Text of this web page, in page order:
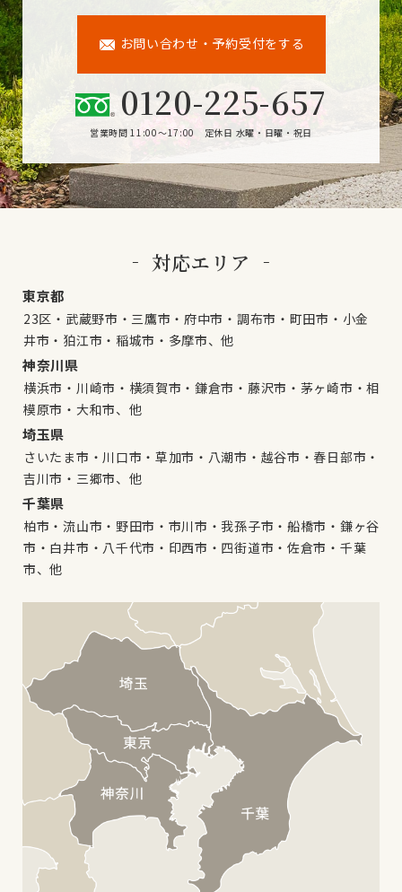
お問い合わせ・予約受付をする
0120-225-657
営業時間 11:00～17:00 定休日 水曜・日曜・祝日
対応エリア
東京都
23区・武蔵野市・三鷹市・府中市・調布市・町田市・小金
井市・狛江市・稲城市・多摩市、他
神奈川県
横浜市・川崎市・横須賀市・鎌倉市・藤沢市・茅ヶ崎市・相
模原市・大和市、他
埼玉県
さいたま市・川口市・草加市・八潮市・越谷市・春日部市・
吉川市・三郷市、他
千葉県
柏市・流山市・野田市・市川市・我孫子市・船橋市・鎌ヶ谷
市・白井市・八千代市・印西市・四街道市・佐倉市・千葉
市、他